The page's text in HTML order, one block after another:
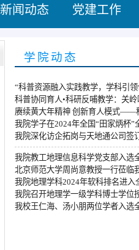
新闻动态 党建工作
学院动态
“科普资源融入实践教学，学科引
科普协同育人•科研反哺教学：关
赓续黄大年精神 创新育人模式——
我院学子在2024年全国“田家炳杯
我院深化访企拓岗与天地通公司签
我院教工地理信息科学党支部入选
北京师范大学周尚意教授一行莅临
我院地理学科2024年软科排名进入
我院召开地理学一级学科博士学位
我校王仁海、汤小朋两位学者入选